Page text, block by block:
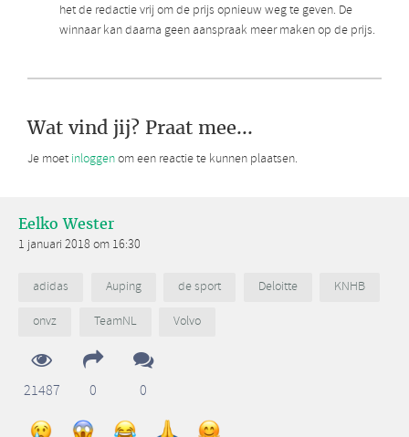
het de redactie vrij om de prijs opnieuw weg te geven. De
winnaar kan daarna geen aanspraak meer maken op de prijs.
Wat vind jij? Praat mee...
Je moet inloggenom een reactie te kunnen plaatsen.
Eelko Wester
1 januari 2018 om 16:30
adidas Auping de sport Deloitte
KNHB
onvz
TeamNL Volvo
21487 0 0